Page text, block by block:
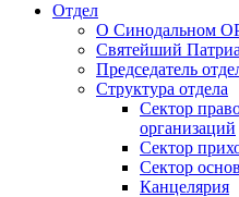
Отдел
О Синодальном
Святейший
Председатель
Структура отдела
Сектор
организаций
Сектор
Сектор
Канцелярия